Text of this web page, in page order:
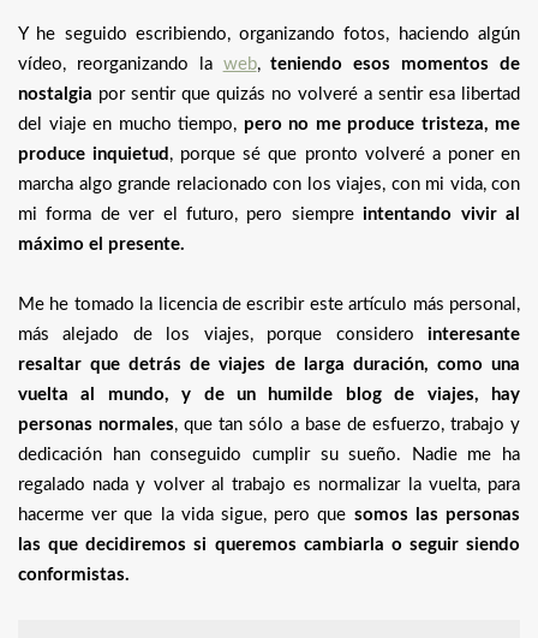
Y he seguido escribiendo, organizando fotos, haciendo algún
vídeo, reorganizando la web,teniendo esos momentos de
nostalgia por sentir que quizás no volveré a sentir esa libertad
del viaje en mucho tiempo, pero no me produce tristeza, me
produce inquietud , porque sé que pronto volveré a poner en
marcha algo grande relacionado con los viajes, con mi vida, con
mi forma de ver el futuro, pero siempreintentando vivir al
máximo el presente.
Me he tomado la licencia de escribir este artículo más personal,
más alejado de los viajes, porque considero interesante
resaltar que detrás de viajes de larga duración, como una
vuelta al mundo, y de un humilde blog de viajes, hay
personas normales, que tan sólo a base de esfuerzo, trabajo y
dedicación han conseguido cumplir su sueño. Nadie me ha
regalado nada y volver al trabajo es normalizar la vuelta, para
hacerme ver que la vida sigue, pero que somos las personas
las que decidiremos si queremos cambiarla o seguir siendo
conformistas.